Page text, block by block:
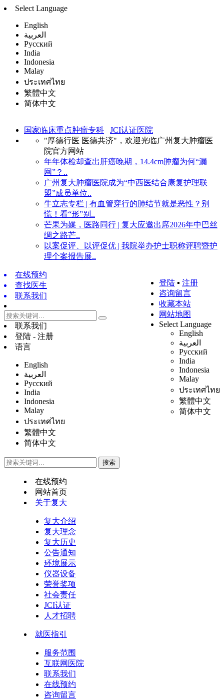
Select Language
English
العربية
Русский
India
Indonesia
Malay
ประเทศไทย
繁體中文
简体中文
国家临床重点肿瘤专科
JCI认证医院
"厚德行医 医德共济"，欢迎光临广州复大肿瘤医
院官方网站
年年体检却查出肝癌晚期，14.4cm肿瘤为何“漏
网”？..
广州复大肿瘤医院成为“中西医结合康复护理联
盟”成员单位..
牛立志专栏 | 有血管穿行的肺结节就是恶性？别
慌！看“形”别..
芒果为媒，医路同行 | 复大应邀出席2026年中巴丝
绸之路芒..
以案促评、以评促优 | 我院举办护士职称评聘暨护
理个案报告展..
登陆 ▪ 注册
咨询留言
收藏本站
网站地图
Select Language
English
العربية
Русский
India
Indonesia
Malay
ประเทศไทย
繁體中文
简体中文
在线预约
查找医生
联系我们
联系我们
登陆 - 注册
语言
English
العربية
Русский
India
Indonesia
Malay
ประเทศไทย
繁體中文
简体中文
在线预约
网站首页
关于复大
复大介绍
复大理念
复大历史
公告通知
环境展示
仪器设备
荣誉奖项
社会责任
JCI认证
人才招聘
就医指引
服务范围
互联网医院
联系我们
在线预约
咨询留言